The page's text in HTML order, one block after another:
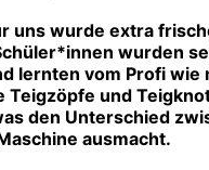
uns wurde extra
wurden
lernten vom Profi wie
Teigzöpfe und
den Unterschied
ausmacht.